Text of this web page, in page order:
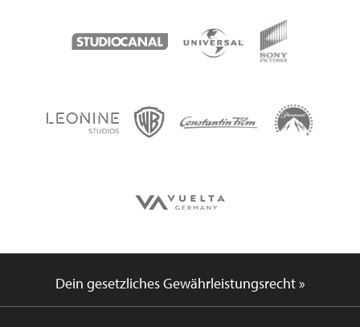
Dein gesetzliches Gewährleistungsrecht »